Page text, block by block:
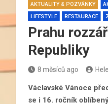
AKTUALITY & POZVÁNKY
LIFESTYLE
RESTAURACE
Prahu
Republiky
8 měsíců ago
Václavské Vánoce
se i 16. ročník